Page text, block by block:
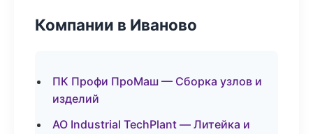
Компании в Иваново
ПК Профи ПроМаш — Сборка узлов и
изделий
АО Industrial TechPlant — Литейка и